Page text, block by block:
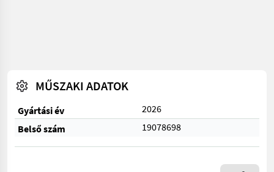
MŰSZAKI ADATOK
Gyártási év
2026
Belső szám
19078698